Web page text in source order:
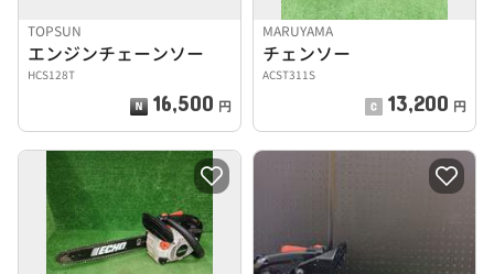
TOPSUN
エンジンチェーンソー
HCS128T
16,500 円
MARUYAMA
チェンソー
ACST311S
13,200 円